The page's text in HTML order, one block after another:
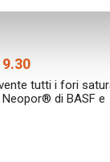
tutti i fori
di BASF e